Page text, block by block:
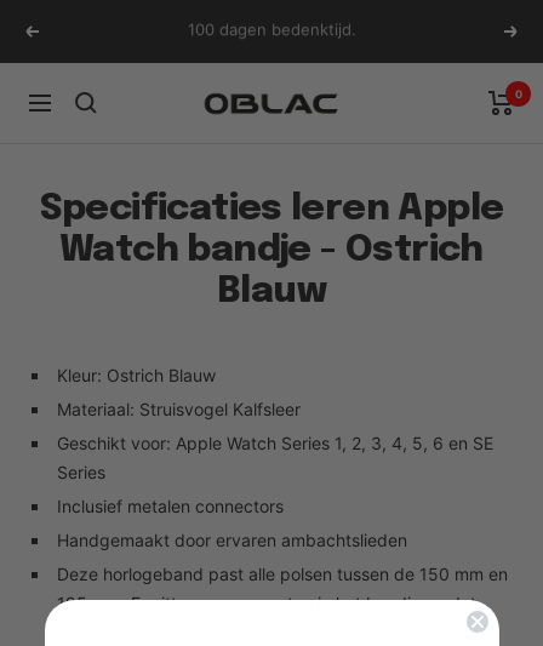
naarVorige
100 dagen bedenktijd.
Navigatie Oblac 0
Specificaties leren Apple
Watch bandje - Ostrich
Blauw
Kleur: Ostrich Blauw
Materiaal: Struisvogel Kalfsleer
Geschikt voor: Apple Watch Series 1, 2, 3, 4, 5, 6 en SE
Series
Inclusief metalen connectors
Handgemaakt door ervaren ambachtslieden
Deze horlogeband past alle polsen tussen de 150 mm en
195 mm. Er zitten genoeg gaten in het bandje, zodat